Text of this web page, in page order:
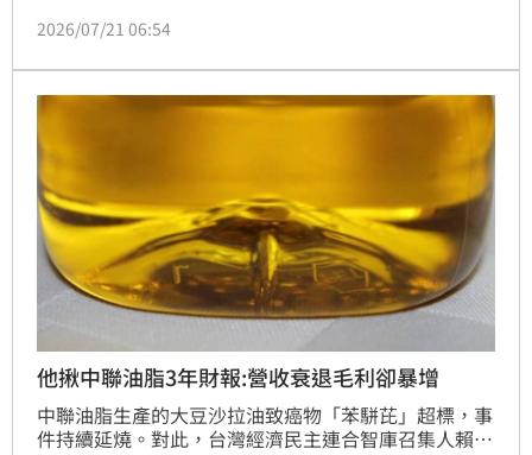
月25日就是台北市長蔣萬安號召上凱道的日子，蔣萬安
道活動，遭陳其邁反邀至政院會商食安法修法。政治評
論員張益贍就開酸國民黨，列出中聯、福懋等5家油品
嗎？」
2026/07/21 06:54
他揪中聯油脂3年財報:營收衰退毛利卻暴增
中聯油脂生產的大豆沙拉油致癌物「苯駢芘」超標，事
件持續延燒。對此，台灣經濟民主連合智庫召集人賴中